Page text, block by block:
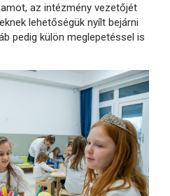
az intézmény vezetőjét
lehetőségük nyílt bejárni
pedig külön meglepetéssel is